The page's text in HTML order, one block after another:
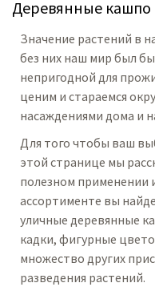
Деревянные кашпо
Значение растений в
без них наш мир был
непригодной для
ценим и стараемся
насаждениями дома и
Для того чтобы ваш
этой странице мы
полезном применении
ассортименте вы
уличные деревянные
кадки, фигурные
множество других
разведения растений.